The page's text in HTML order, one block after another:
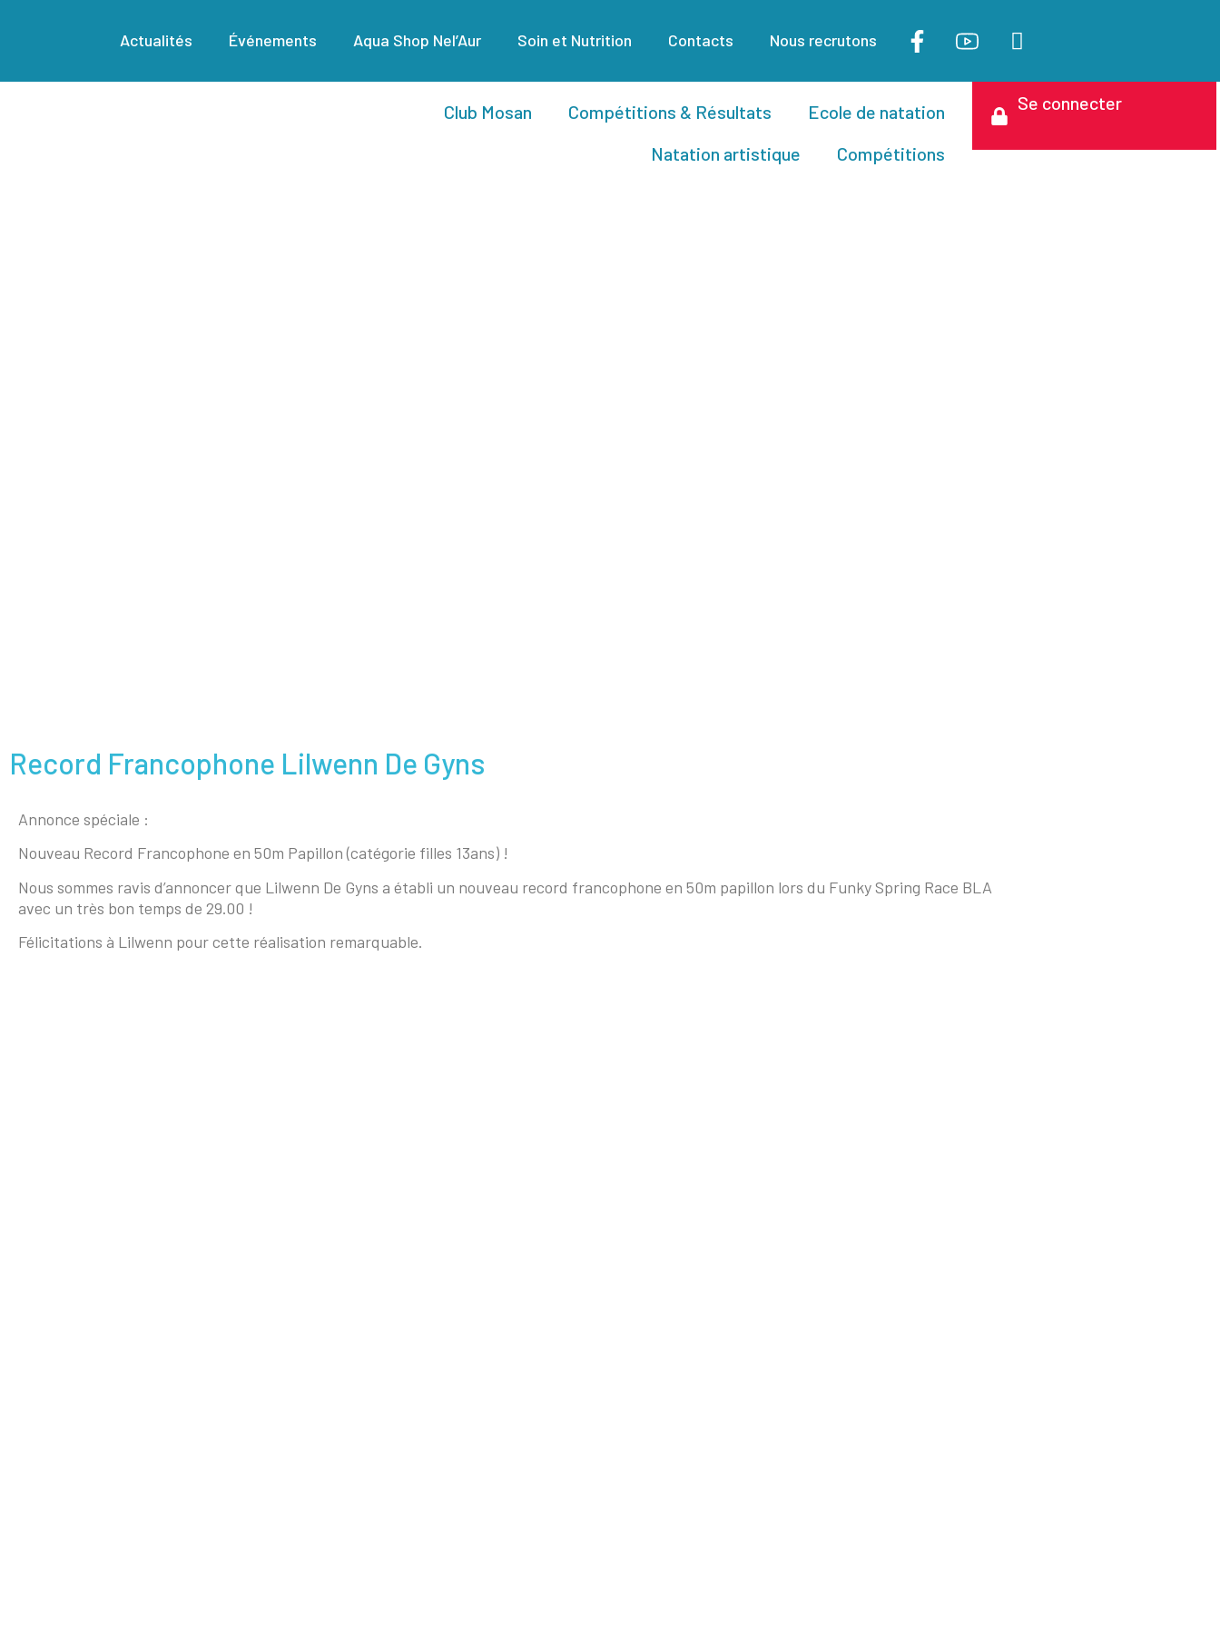
Actualités Événements Aqua Shop Nel’Aur Soin et Nutrition Contacts Nous recrutons
Club Mosan Compétitions & Résultats
Ecole de natation
Natation artistique
Compétitions
Se connecter
Record Francophone Lilwenn De Gyns
Annonce spéciale :
Nouveau Record Francophone en 50m Papillon (catégorie filles 13ans) !
Nous sommes ravis d’annoncer que Lilwenn De Gyns a établi un nouveau record francophone en 50m papillon lors du Funky Spring Race BLA
avec un très bon temps de 29.00 !
Félicitations à Lilwenn pour cette réalisation remarquable.